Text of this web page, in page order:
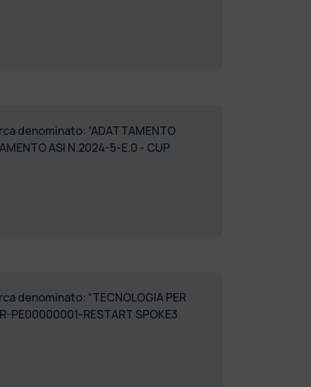
denominato: “ADATTAMENTO
ASI N.2024-5-E.0 - CUP
denominato: “TECNOLOGIA PER
PE00000001-RESTART SPOKE3